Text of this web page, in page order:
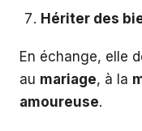
Hériter des
En échange, elle
au mariage, à la
amoureuse.